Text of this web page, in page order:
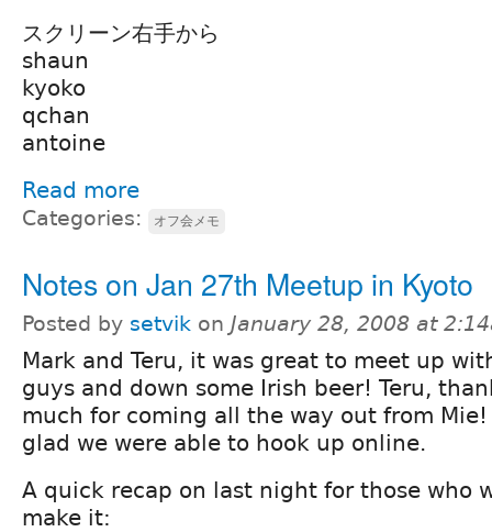
スクリーン右手から
shaun
kyoko
qchan
antoine
Read more
Categories: オフ会メモ
Notes on Jan 27th Meetup in Kyoto
Posted by setvik on January 28, 2008 at
Mark and Teru, it was great to meet up
guys and down some Irish beer! Teru,
much for coming all the way out from
glad we were able to hook up online.
A quick recap on last night for those who
make it: